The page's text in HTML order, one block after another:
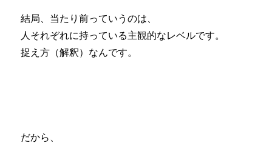
結局、当たり前っていうのは、
人それぞれに持っている主観的なレベルです。
捉え方（解釈）なんです。
だから、